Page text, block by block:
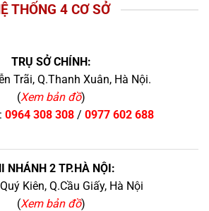
THỐNG 4 CƠ SỞ
TRỤ SỞ CHÍNH:
Trãi, Q.Thanh Xuân, Hà Nội.
(Xem bản đồ)
0964 308 308/ 0977 602 688
NHÁNH 2 TP.HÀ NỘI:
Kiên, Q.Cầu Giấy, Hà Nội
(Xem bản đồ)